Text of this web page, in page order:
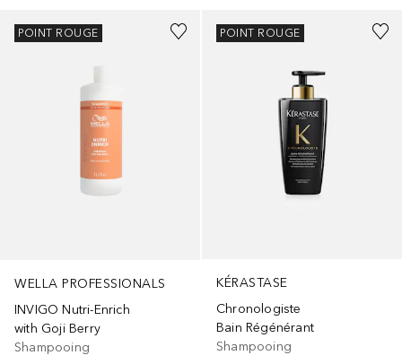
WELLA PROFESSIONALS
INVIGO Nutri-Enrich
with Goji Berry
Shampooing
POINT ROUGE
KÉRASTASE
Chronologiste
Bain Régénérant
Shampooing
POINT ROUGE